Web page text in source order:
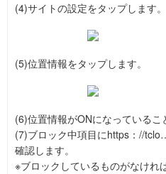
(4)サイトの設定をタップします。
(5)位置情報をタップします。
(6)位置情報がONになっているこ
(7)ブロック中項目にhttps：//
確認します。
※ブロックしているものがなけれ